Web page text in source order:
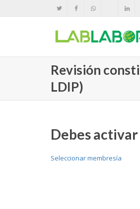
Revisión
LDIP)
Debes
Seleccionar membresía